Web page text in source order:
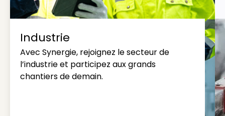
Industrie
Avec Synergie, rejoignez le secteur de
l’industrie et participez aux grands
chantiers de demain.